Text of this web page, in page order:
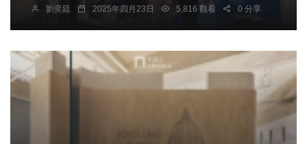
劉奕廷 2025年四月23日 5,816 觀看 0 分享